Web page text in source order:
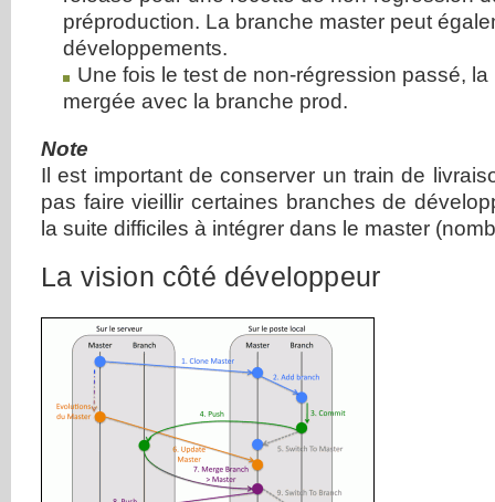
préproduction. La branche master peut
développements.
Une fois le test de non-régression passé,
mergée avec la branche prod.
Note
Il est important de conserver un train de
pas faire vieillir certaines branches de
la suite difficiles à intégrer dans le master
La vision côté développeur